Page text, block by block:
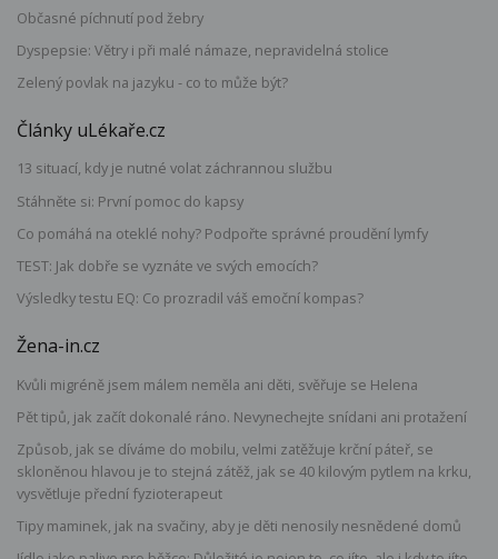
Občasné píchnutí pod žebry
Dyspepsie: Větry i při malé námaze, nepravidelná stolice
Zelený povlak na jazyku - co to může být?
Články uLékaře.cz
13 situací, kdy je nutné volat záchrannou službu
Stáhněte si: První pomoc do kapsy
Co pomáhá na oteklé nohy? Podpořte správné proudění lymfy
TEST: Jak dobře se vyznáte ve svých emocích?
Výsledky testu EQ: Co prozradil váš emoční kompas?
Žena-in.cz
Kvůli migréně jsem málem neměla ani děti, svěřuje se Helena
Pět tipů, jak začít dokonalé ráno. Nevynechejte snídani ani protažení
Způsob, jak se díváme do mobilu, velmi zatěžuje krční páteř, se
skloněnou hlavou je to stejná zátěž, jak se 40 kilovým pytlem na krku,
vysvětluje přední fyzioterapeut
Tipy maminek, jak na svačiny, aby je děti nenosily nesnědené domů